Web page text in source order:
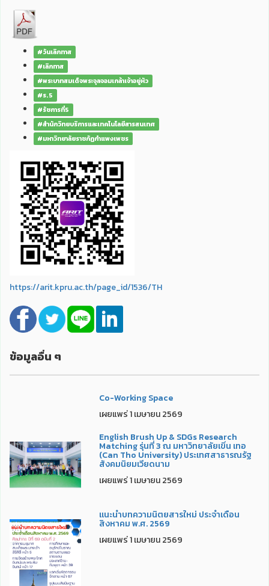
#วันเลิกทาส
#เลิกทาส
#พระบาทสมเด็จพระจุลจอมเกล้าเจ้าอยู่หัว
#ร.5
#รัชการที่5
#สำนักวิทยบริการและเทคโนโลยีสารสนเทศ
#มหาวิทยาลัยราชภัฏกำแพงเพชร
https://arit.kpru.ac.th/page_id/1536/TH
ข้อมูลอื่น ๆ
Co-Working Space
เผยแพร่ 1 เมษายน 2569
English Brush Up & SDGs Research
Matching รุ่นที่ 3 ณ มหาวิทยาลัยเขิ่น เทอ
(Can Tho University) ประเทศสาธารณรัฐ
สังคมนิยมเวียดนาม
เผยแพร่ 1 เมษายน 2569
แนะนำบทความนิตยสารใหม่ ประจำเดือน
สิงหาคม พ.ศ. 2569
เผยแพร่ 1 เมษายน 2569